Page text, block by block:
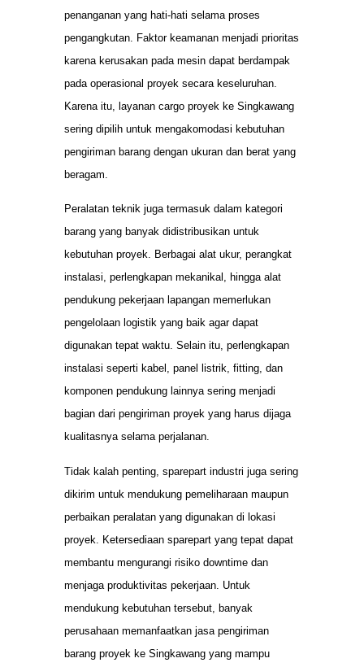
penanganan yang hati-hati selama proses
pengangkutan. Faktor keamanan menjadi prioritas
karena kerusakan pada mesin dapat berdampak
pada operasional proyek secara keseluruhan.
Karena itu, layanan cargo proyek ke Singkawang
sering dipilih untuk mengakomodasi kebutuhan
pengiriman barang dengan ukuran dan berat yang
beragam.
Peralatan teknik juga termasuk dalam kategori
barang yang banyak didistribusikan untuk
kebutuhan proyek. Berbagai alat ukur, perangkat
instalasi, perlengkapan mekanikal, hingga alat
pendukung pekerjaan lapangan memerlukan
pengelolaan logistik yang baik agar dapat
digunakan tepat waktu. Selain itu, perlengkapan
instalasi seperti kabel, panel listrik, fitting, dan
komponen pendukung lainnya sering menjadi
bagian dari pengiriman proyek yang harus dijaga
kualitasnya selama perjalanan.
Tidak kalah penting, sparepart industri juga sering
dikirim untuk mendukung pemeliharaan maupun
perbaikan peralatan yang digunakan di lokasi
proyek. Ketersediaan sparepart yang tepat dapat
membantu mengurangi risiko downtime dan
menjaga produktivitas pekerjaan. Untuk
mendukung kebutuhan tersebut, banyak
perusahaan memanfaatkan jasa pengiriman
barang proyek ke Singkawang yang mampu